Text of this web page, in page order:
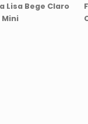
Lisa Bege Claro
Mini